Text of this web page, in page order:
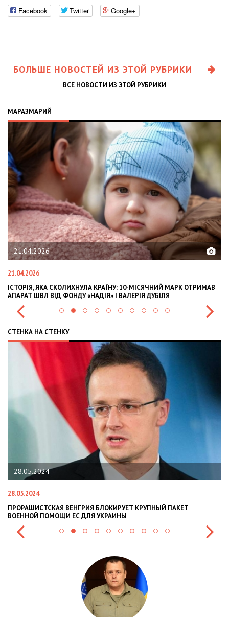
Facebook Twitter Google+
БОЛЬШЕ НОВОСТЕЙ ИЗ ЭТОЙ РУБРИКИ
ВСЕ НОВОСТИ ИЗ ЭТОЙ РУБРИКИ
МАРАЗМАРИЙ
21.04.2026
21.04.2026
ІСТОРІЯ, ЯКА СКОЛИХНУЛА КРАЇНУ: 10-МІСЯЧНИЙ МАРК ОТРИМАВ
АПАРАТ ШВЛ ВІД ФОНДУ «НАДІЯ» І ВАЛЕРІЯ ДУБІЛЯ
СТЕНКА НА СТЕНКУ
28.05.2024
28.05.2024
ПРОРАШИСТСКАЯ ВЕНГРИЯ БЛОКИРУЕТ КРУПНЫЙ ПАКЕТ
ВОЕННОЙ ПОМОЩИ ЕС ДЛЯ УКРАИНЫ